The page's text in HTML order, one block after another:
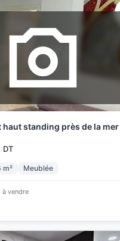
standing près de la mer
DT
m² Meublée
vendre